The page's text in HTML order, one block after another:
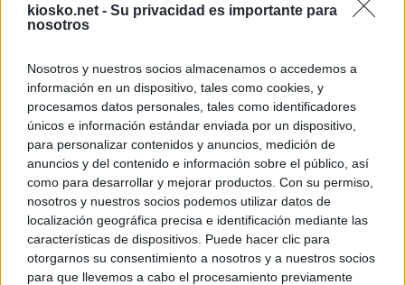
kiosko.net - Su privacidad es importante para
nosotros
Nosotros y nuestros socios almacenamos o accedemos a
información en un dispositivo, tales como cookies, y
procesamos datos personales, tales como identificadores
únicos e información estándar enviada por un dispositivo,
para personalizar contenidos y anuncios, medición de
anuncios y del contenido e información sobre el público, así
como para desarrollar y mejorar productos. Con su permiso,
nosotros y nuestros socios podemos utilizar datos de
localización geográfica precisa e identificación mediante las
características de dispositivos. Puede hacer clic para
otorgarnos su consentimiento a nosotros y a nuestros socios
para que llevemos a cabo el procesamiento previamente